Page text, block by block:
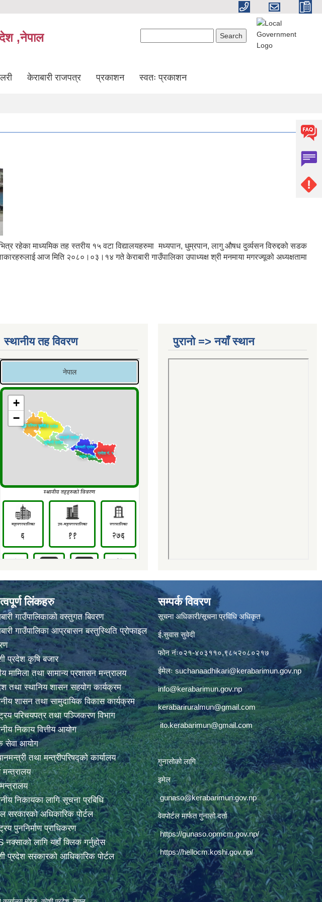
,नेपाल
केराबारी राजपत्र प्रकाशन स्वतः प्रकाशन
रहेका माध्यमिक तह स्तरीय १५ वटा विद्यालयहरुमा मध्यपान, धुम्रपान, लागु औषध दुर्व्यसन विरुद्दको सडक
आज मिति २०८०।०३।१४ गते केराबारी गाउँपालिका उपाध्यक्ष श्री मनमाया मगरज्यूको अध्यक्षतामा
स्थानीय तह विवरण पुरानो => नयाँ स्थान
लिंकहरु
गाउँपालिकाको वस्तुगत बिवरण
गाउँपालिका आप्रबासन बस्तुस्थिति प्रोफाइल
प्रदेश कृषि बजार
मामिला तथा सामान्य प्रशासन मन्त्रालय
तथा स्थानिय शासन सहयोग कार्यक्रम
शासन तथा सामुदायिक विकास कार्यक्रम
परिचयपत्र तथा पञ्जिकरण विभाग
निकाय वित्तीय आयोग
सेवा आयोग
तथा मन्त्रीपरिषद्को कार्यालय
मन्त्रालय
निकायका लागि सूचना प्रबिधि
सरकारको अधिकारिक पोर्टल
पुननिर्माण प्राधिकरण
नक्साको लागि यहाँ क्लिक गर्नुहोस
प्रदेश सरकारको आधिकारिक पोर्टल
सम्पर्क विवरण
सूचना अधिकारी/सूचना प्रविधि अधिकृत
ई.सुवास सुवेदी
फोन नंः०२१-४०३११०,९८५२०८०२१७
ईमेलःsuchanaadhikari@kerabarimun.gov.np
info@kerabarimun.gov.np
kerabariruralmun@gmail.com
ito.kerabarimun@gmail.com
गुनासोको लागि
इमेल
gunaso@kerabarimun.gov.np
वेवपोर्टल मार्फत गुनासो दर्ता
https://gunaso.opmcm.gov.np/
https://hellocm.koshi.gov.np/